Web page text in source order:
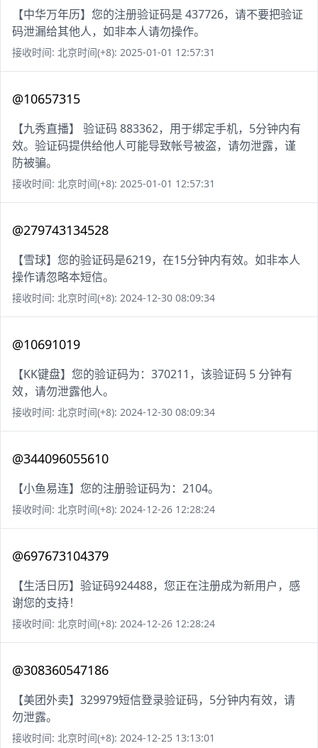
【中华万年历】您的注册验证码是 437726，请不要把验证
码泄漏给其他人，如非本人请勿操作。
接收时间: 北京时间(+8): 2025-01-01 12:57:31
@10657315
【九秀直播】 验证码 883362，用于绑定手机，5分钟内有
效。验证码提供给他人可能导致帐号被盗，请勿泄露，谨
防被骗。
接收时间: 北京时间(+8): 2025-01-01 12:57:31
@279743134528
【雪球】您的验证码是6219，在15分钟内有效。如非本人
操作请忽略本短信。
接收时间: 北京时间(+8): 2024-12-30 08:09:34
@10691019
【KK键盘】您的验证码为：370211，该验证码 5 分钟有
效，请勿泄露他人。
接收时间: 北京时间(+8): 2024-12-30 08:09:34
@344096055610
【小鱼易连】您的注册验证码为：2104。
接收时间: 北京时间(+8): 2024-12-26 12:28:24
@697673104379
【生活日历】验证码924488，您正在注册成为新用户，感
谢您的支持！
接收时间: 北京时间(+8): 2024-12-26 12:28:24
@308360547186
【美团外卖】329979短信登录验证码，5分钟内有效，请
勿泄露。
接收时间: 北京时间(+8): 2024-12-25 13:13:01